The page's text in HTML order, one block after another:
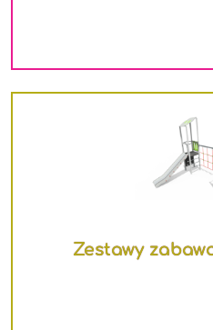
Zestawy